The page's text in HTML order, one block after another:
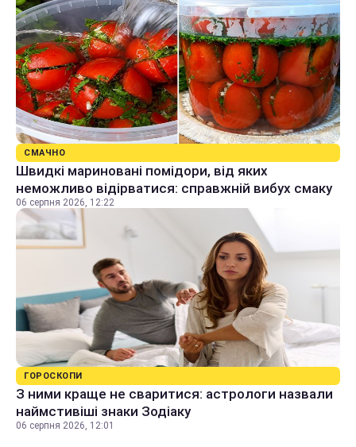
СМАЧНО
Швидкі мариновані помідори, від яких
неможливо відірватися: справжній вибух смаку
06 серпня 2026, 12:22
ГОРОСКОПИ
З ними краще не сваритися: астрологи назвали
наймстивіші знаки Зодіаку
06 серпня 2026, 12:01